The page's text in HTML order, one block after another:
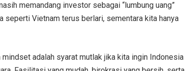
memandang investor sebagai “lumbung uang”
seperti Vietnam terus berlari, sementara kita hanya
adalah syarat mutlak jika kita ingin Indonesia